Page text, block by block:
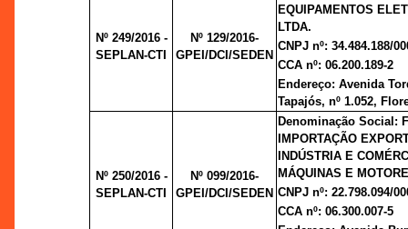
Nº 249/2016 -
SEPLAN-CTI
Nº 129/2016-
GPEI/DCI/SEDEN
EQUIPAMENTOS
LTDA.
CNPJ nº: 34.484.188/
CCA nº: 06.200.189-2
Endereço: Avenida
Tapajós, nº 1.052,
Nº 250/2016 -
SEPLAN-CTI
Nº 099/2016-
GPEI/DCI/SEDEN
Denominação Social:
IMPORTAÇÃO
INDÚSTRIA E
MÁQUINAS E
CNPJ nº: 22.798.094/
CCA nº: 06.300.007-5